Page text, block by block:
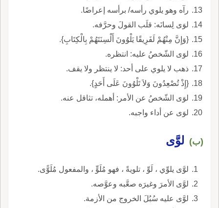
رآه وهو يلوي رأسه/ برأسه إعراضًا.
لوَى لِسانَه: قلَب القولَ وحرَّفه.
{وَإِنَّ مِنْهُمْ لَفَرِيقًا يَلْوُونَ أَلْسِنَتَهُمْ بِالْكِتَابِ}.
لوَى الشّخصُ عليه: انتظره.
ذهب لا يلوي على أحد: لا ينتظر ولا يقف.
{إِذْ تُصْعِدُونَ وَلاَ تَلْوُونَ عَلَى أَحَدٍ}.
لوَى الشّخصُ عن الأمر: أهمله، تثاقل عنه.
لوَى عن أداء واجبه.
(ب) لوَّى
لوَّى يلوِّي ، لَوِّ ، تلويةً ، فهو مُلَوٍّ ، والمفعول مُلَوًّى.
لوَّى الأمرَ وغيرَه صعَّبه وعوَّصه.
لوَّى عليه سُبُلَ الخروج من الأزمة.